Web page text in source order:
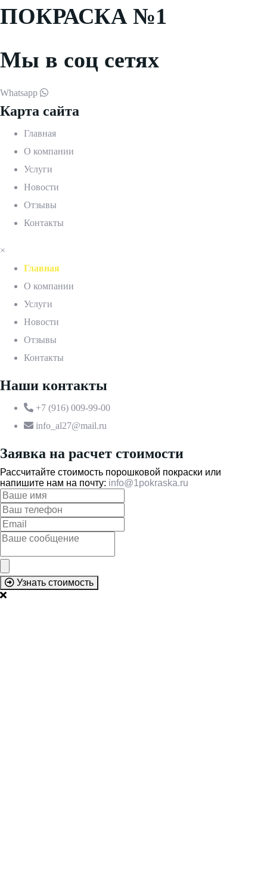
ПОКРАСКА №1
Мы в соц сетях
Whatsapp
Карта сайта
Главная
О компании
Услуги
Новости
Отзывы
Контакты
×
Главная
О компании
Услуги
Новости
Отзывы
Контакты
Наши контакты
+7 (916) 009-99-00
info_al27@mail.ru
Заявка на расчет стоимости
Рассчитайте стоимость порошковой покраски или
напишите нам на почту: info@1pokraska.ru
Узнать стоимость